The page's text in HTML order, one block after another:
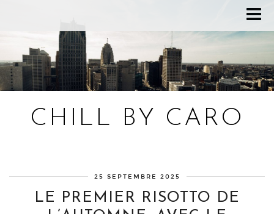
CHILL BY CARO
25 SEPTEMBRE 2025
LE PREMIER RISOTTO DE